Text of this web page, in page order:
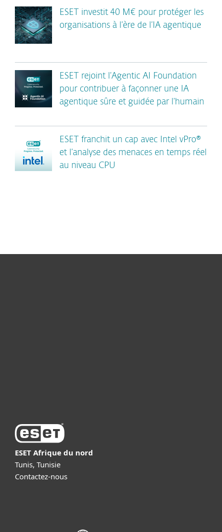
ESET investit 40 M€ pour protéger les
organisations à l’ère de l’IA agentique
ESET rejoint l’Agentic AI Foundation
pour contribuer à façonner une IA
agentique sûre et guidée par l’humain
ESET franchit un cap avec Intel vPro®
et l’analyse des menaces en temps réel
au niveau CPU
ESET Afrique du nord
Tunis, Tunisie
Contactez-nous